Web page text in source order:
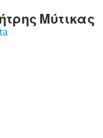
Μύτικας